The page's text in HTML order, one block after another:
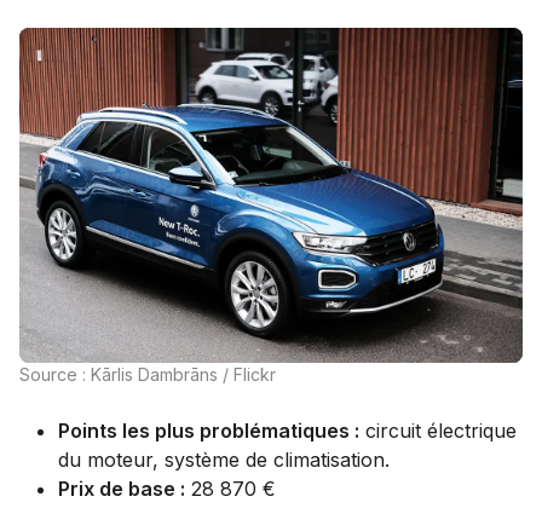
Source : Kārlis Dambrāns / Flickr
Points les plus problématiques : circuit électrique
du moteur, système de climatisation.
Prix de base : 28 870 €